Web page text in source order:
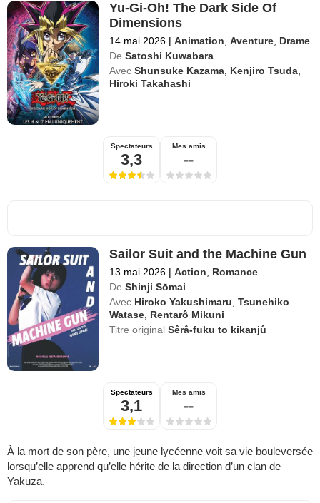
Yu-Gi-Oh! The Dark Side Of
Dimensions
14 mai 2026 | Animation ,Aventure Drame
De Satoshi Kuwabara
Avec Shunsuke Kazama Kenjiro Tsuda
Hiroki Takahashi
Spectateurs
3,3
Mes amis
--
Sailor Suit and the Machine Gun
13 mai 2026 | Action
Romance
De Shinji Sōmai
Avec Hiroko Yakushimaru ,Tsunehiko
Watase Rentarô Mikuni
Titre originalSêrâ-fuku to kikanjû
Spectateurs
3,1
Mes amis
--
À la mort de son père, une jeune lycéenne voit sa vie bouleversée
lorsqu’elle apprend qu’elle hérite de la direction d’un clan de
Yakuza.